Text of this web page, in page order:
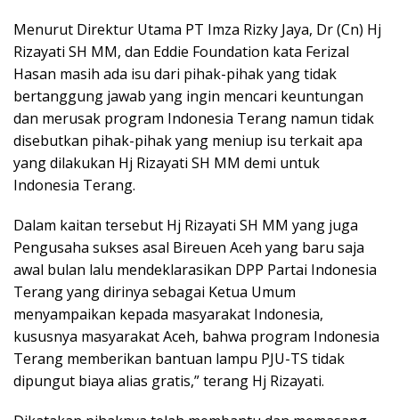
Menurut Direktur Utama PT Imza Rizky Jaya, Dr (Cn) Hj
Rizayati SH MM, dan Eddie Foundation kata Ferizal
Hasan masih ada isu dari pihak-pihak yang tidak
bertanggung jawab yang ingin mencari keuntungan
dan merusak program Indonesia Terang namun tidak
disebutkan pihak-pihak yang meniup isu terkait apa
yang dilakukan Hj Rizayati SH MM demi untuk
Indonesia Terang.
Dalam kaitan tersebut Hj Rizayati SH MM yang juga
Pengusaha sukses asal Bireuen Aceh yang baru saja
awal bulan lalu mendeklarasikan DPP Partai Indonesia
Terang yang dirinya sebagai Ketua Umum
menyampaikan kepada masyarakat Indonesia,
kususnya masyarakat Aceh, bahwa program Indonesia
Terang memberikan bantuan lampu PJU-TS tidak
dipungut biaya alias gratis,” terang Hj Rizayati.